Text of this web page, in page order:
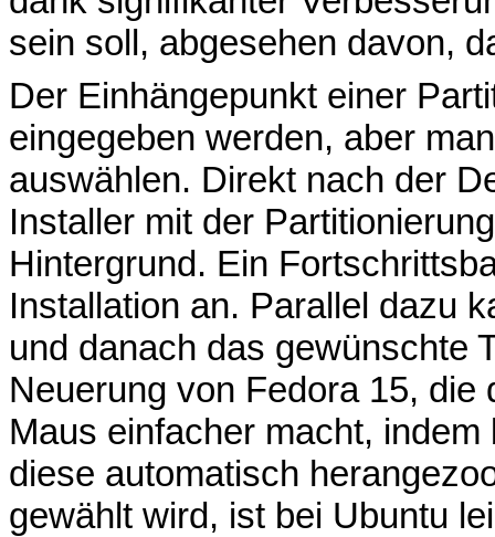
sein soll, abgesehen davon,
Der Einhängepunkt einer
eingegeben werden, aber
auswählen. Direkt nach der
Installer mit der
Hintergrund. Ein
Installation an. Parallel dazu
und danach das gewünschte
Neuerung von Fedora 15,
Maus einfacher macht,
diese automatisch
gewählt wird, ist bei Ubuntu